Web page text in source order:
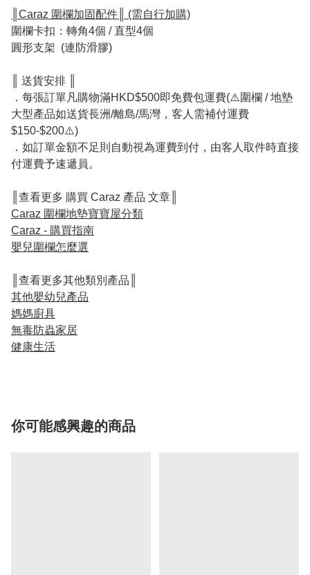
║Caraz 圍欄加固配件║ (需自行加購)
圍欄卡扣：轉角4個 / 直型4個
圓形支架 (連防滑膠)
║ 送貨安排 ║
．每張訂單凡購物滿HKD$500即免費包運費(⚠️圍欄 / 地墊
大型產品如送貨長洲/離島/馬灣，客人需補付運費
$150-$200⚠️)
．如訂單金額不足則自動視為運費到付，由客人取件時直接
付運費予速遞員。
║查看更多 購買 Caraz 產品 文章║
Caraz 圍欄地墊寶寶屋分類
Caraz - 購買指南
嬰兒圍欄怎麼選
║查看更多其他類別產品║
其他嬰幼兒產品
媽媽廚具
無毒防蟲家居
健康生活
你可能感興趣的商品